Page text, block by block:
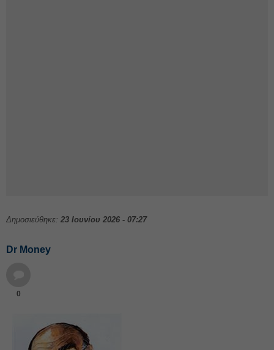
Δημοσιεύθηκε: 23 Ιουνίου 2026 - 07:27
Dr Money
0